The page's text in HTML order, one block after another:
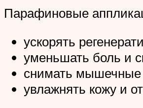
Парафиновые
ускорять
уменьшать боль и
снимать
увлажнять кожу и